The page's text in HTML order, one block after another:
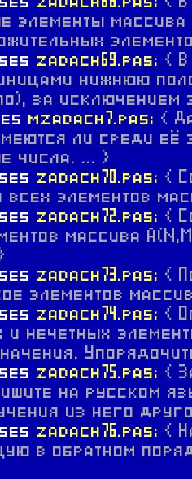
элементы
zadach69.pas; { В
нижнюю
за
mzadach7.pas; {
ли среди
числа. ... }
zadach70.pas; {
всех элементов
zadach72.pas; {
массива
zadach73.pas; {
элементов
zadach74.pas; {
нечетных
zadach75.pas; {
на русском
из него
zadach76.pas; {
в обратном